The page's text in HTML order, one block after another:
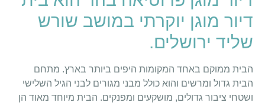
דיור מוגן יוקרתי במושב שורש
שליד ירושלים.
הבית ממוקם באחד המקומות היפים ביותר בארץ. מתחם
הבית גדול ומרשים והוא כולל מבני מגורים לבני הגיל השלישי
ושטחי ציבור גדולים, מושקעים ומפנקים. הבית מיוחד מאוד הן